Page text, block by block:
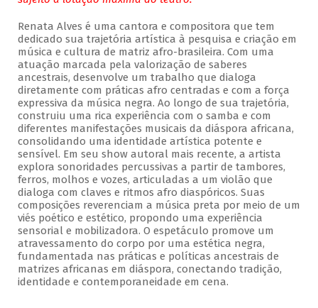
Renata Alves é uma cantora e compositora que tem
dedicado sua trajetória artística à pesquisa e criação em
música e cultura de matriz afro-brasileira. Com uma
atuação marcada pela valorização de saberes
ancestrais, desenvolve um trabalho que dialoga
diretamente com práticas afro centradas e com a força
expressiva da música negra. Ao longo de sua trajetória,
construiu uma rica experiência com o samba e com
diferentes manifestações musicais da diáspora africana,
consolidando uma identidade artística potente e
sensível. Em seu show autoral mais recente, a artista
explora sonoridades percussivas a partir de tambores,
ferros, molhos e vozes, articuladas a um violão que
dialoga com claves e ritmos afro diaspóricos. Suas
composições reverenciam a música preta por meio de um
viés poético e estético, propondo uma experiência
sensorial e mobilizadora. O espetáculo promove um
atravessamento do corpo por uma estética negra,
fundamentada nas práticas e políticas ancestrais de
matrizes africanas em diáspora, conectando tradição,
identidade e contemporaneidade em cena.